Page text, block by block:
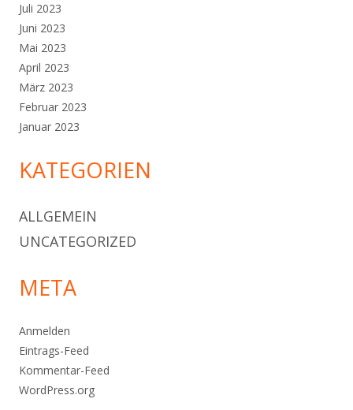
Juli 2023
Juni 2023
Mai 2023
April 2023
März 2023
Februar 2023
Januar 2023
KATEGORIEN
ALLGEMEIN
UNCATEGORIZED
META
Anmelden
Eintrags-Feed
Kommentar-Feed
WordPress.org